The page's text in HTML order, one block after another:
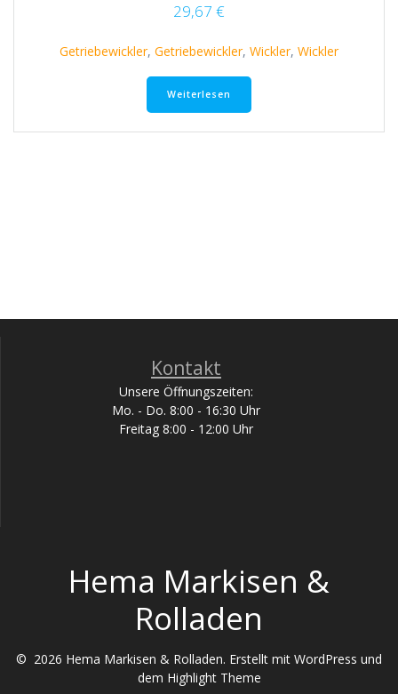
29,67 €
Getriebewickler, Getriebewickler, Wickler, Wickler
Weiterlesen
Kontakt
Unsere Öffnungszeiten:
Mo. - Do. 8:00 - 16:30 Uhr
Freitag 8:00 - 12:00 Uhr
Hema Markisen &
Rolladen
© 2026 Hema Markisen & Rolladen. Erstellt mit WordPress und
dem Highlight Theme